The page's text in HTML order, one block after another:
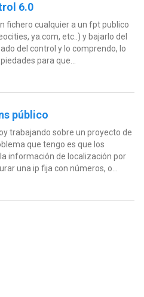
6.0
fichero cualquier a un fpt publico
ya.com, etc..) y bajarlo del
del control y lo comprendo, lo
para que...
público
trabajando sobre un proyecto de
que tengo es que los
información de localización por
una ip fija con números, o...